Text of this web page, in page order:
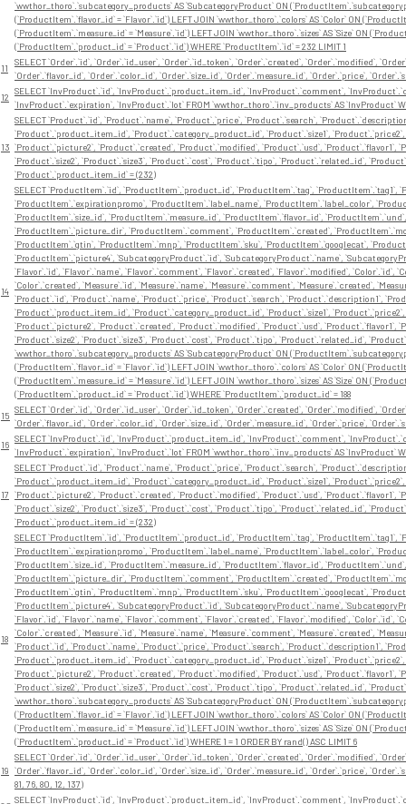
`wwthor_thoro`.`subcategory_products` AS `SubcategoryProduct` ON
(`ProductItem`.`flavor_id` = `Flavor`.`id`) LEFT JOIN `wwthor_thoro`.`colors` AS `Color` ON
(`ProductItem`.`measure_id` = `Measure`.`id`) LEFT JOIN `wwthor_thoro`.`sizes` AS `Size` ON
(`ProductItem`.`product_id` = `Product`.`id`) WHERE `ProductItem`.`id` = 232 LIMIT 1
11
SELECT `Order`.`id`, `Order`.`id_user`, `Order`.`id_token`, `Order`.`created`, `Order`.`modified`,
`Order`.`flavor_id`, `Order`.`color_id`, `Order`.`size_id`, `Order`.`measure_id`, `Order`.`price`,
12
SELECT `InvProduct`.`id`, `InvProduct`.`product_item_id`, `InvProduct`.`comment`,
`InvProduct`.`expiration`, `InvProduct`.`lot` FROM `wwthor_thoro`.`inv_products` AS `InvProduct`
13
SELECT `Product`.`id`, `Product`.`name`, `Product`.`price`, `Product`.`search`,
`Product`.`product_item_id`, `Product`.`category_product_id`, `Product`.`size1`,
`Product`.`picture2`, `Product`.`created`, `Product`.`modified`, `Product`.`usd`, `Product`.`flavor1`,
`Product`.`size2`, `Product`.`size3`, `Product`.`cost`, `Product`.`tipo`, `Product`.`related_id`,
`Product`.`product_item_id` = (232)
14
SELECT `ProductItem`.`id`, `ProductItem`.`product_id`, `ProductItem`.`tag`, `ProductItem`.`tag1`,
`ProductItem`.`expirationpromo`, `ProductItem`.`label_name`, `ProductItem`.`label_color`,
`ProductItem`.`size_id`, `ProductItem`.`measure_id`, `ProductItem`.`flavor_id`,
`ProductItem`.`picture_dir`, `ProductItem`.`comment`, `ProductItem`.`created`,
`ProductItem`.`gtin`, `ProductItem`.`mnp`, `ProductItem`.`sku`, `ProductItem`.`googlecat`,
`ProductItem`.`picture4`, `SubcategoryProduct`.`id`, `SubcategoryProduct`.`name`,
`Flavor`.`id`, `Flavor`.`name`, `Flavor`.`comment`, `Flavor`.`created`, `Flavor`.`modified`,
`Color`.`created`, `Measure`.`id`, `Measure`.`name`, `Measure`.`comment`, `Measure`.`created`,
`Product`.`id`, `Product`.`name`, `Product`.`price`, `Product`.`search`, `Product`.`description1`,
`Product`.`product_item_id`, `Product`.`category_product_id`, `Product`.`size1`,
`Product`.`picture2`, `Product`.`created`, `Product`.`modified`, `Product`.`usd`, `Product`.`flavor1`,
`Product`.`size2`, `Product`.`size3`, `Product`.`cost`, `Product`.`tipo`, `Product`.`related_id`,
`wwthor_thoro`.`subcategory_products` AS `SubcategoryProduct` ON
(`ProductItem`.`flavor_id` = `Flavor`.`id`) LEFT JOIN `wwthor_thoro`.`colors` AS `Color` ON
(`ProductItem`.`measure_id` = `Measure`.`id`) LEFT JOIN `wwthor_thoro`.`sizes` AS `Size` ON
(`ProductItem`.`product_id` = `Product`.`id`) WHERE `ProductItem`.`product_id` = 188
15
SELECT `Order`.`id`, `Order`.`id_user`, `Order`.`id_token`, `Order`.`created`, `Order`.`modified`,
`Order`.`flavor_id`, `Order`.`color_id`, `Order`.`size_id`, `Order`.`measure_id`, `Order`.`price`,
16
SELECT `InvProduct`.`id`, `InvProduct`.`product_item_id`, `InvProduct`.`comment`,
`InvProduct`.`expiration`, `InvProduct`.`lot` FROM `wwthor_thoro`.`inv_products` AS `InvProduct`
17
SELECT `Product`.`id`, `Product`.`name`, `Product`.`price`, `Product`.`search`,
`Product`.`product_item_id`, `Product`.`category_product_id`, `Product`.`size1`,
`Product`.`picture2`, `Product`.`created`, `Product`.`modified`, `Product`.`usd`, `Product`.`flavor1`,
`Product`.`size2`, `Product`.`size3`, `Product`.`cost`, `Product`.`tipo`, `Product`.`related_id`,
`Product`.`product_item_id` = (232)
18
SELECT `ProductItem`.`id`, `ProductItem`.`product_id`, `ProductItem`.`tag`, `ProductItem`.`tag1`,
`ProductItem`.`expirationpromo`, `ProductItem`.`label_name`, `ProductItem`.`label_color`,
`ProductItem`.`size_id`, `ProductItem`.`measure_id`, `ProductItem`.`flavor_id`,
`ProductItem`.`picture_dir`, `ProductItem`.`comment`, `ProductItem`.`created`,
`ProductItem`.`gtin`, `ProductItem`.`mnp`, `ProductItem`.`sku`, `ProductItem`.`googlecat`,
`ProductItem`.`picture4`, `SubcategoryProduct`.`id`, `SubcategoryProduct`.`name`,
`Flavor`.`id`, `Flavor`.`name`, `Flavor`.`comment`, `Flavor`.`created`, `Flavor`.`modified`,
`Color`.`created`, `Measure`.`id`, `Measure`.`name`, `Measure`.`comment`, `Measure`.`created`,
`Product`.`id`, `Product`.`name`, `Product`.`price`, `Product`.`search`, `Product`.`description1`,
`Product`.`product_item_id`, `Product`.`category_product_id`, `Product`.`size1`,
`Product`.`picture2`, `Product`.`created`, `Product`.`modified`, `Product`.`usd`, `Product`.`flavor1`,
`Product`.`size2`, `Product`.`size3`, `Product`.`cost`, `Product`.`tipo`, `Product`.`related_id`,
`wwthor_thoro`.`subcategory_products` AS `SubcategoryProduct` ON
(`ProductItem`.`flavor_id` = `Flavor`.`id`) LEFT JOIN `wwthor_thoro`.`colors` AS `Color` ON
(`ProductItem`.`measure_id` = `Measure`.`id`) LEFT JOIN `wwthor_thoro`.`sizes` AS `Size` ON
(`ProductItem`.`product_id` = `Product`.`id`) WHERE 1 = 1 ORDER BY rand() ASC LIMIT 6
19
SELECT `Order`.`id`, `Order`.`id_user`, `Order`.`id_token`, `Order`.`created`, `Order`.`modified`,
`Order`.`flavor_id`, `Order`.`color_id`, `Order`.`size_id`, `Order`.`measure_id`, `Order`.`price`,
81, 76, 80, 12, 137)
SELECT `InvProduct`.`id`, `InvProduct`.`product_item_id`, `InvProduct`.`comment`,